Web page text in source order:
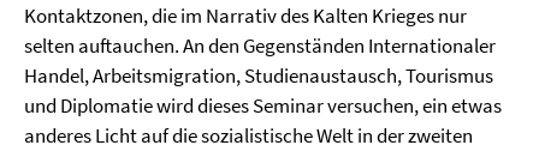
Kontaktzonen, die im Narrativ des Kalten Krieges nur
selten auftauchen. An den Gegenständen Internationaler
Handel, Arbeitsmigration, Studienaustausch, Tourismus
und Diplomatie wird dieses Seminar versuchen, ein etwas
anderes Licht auf die sozialistische Welt in der zweiten